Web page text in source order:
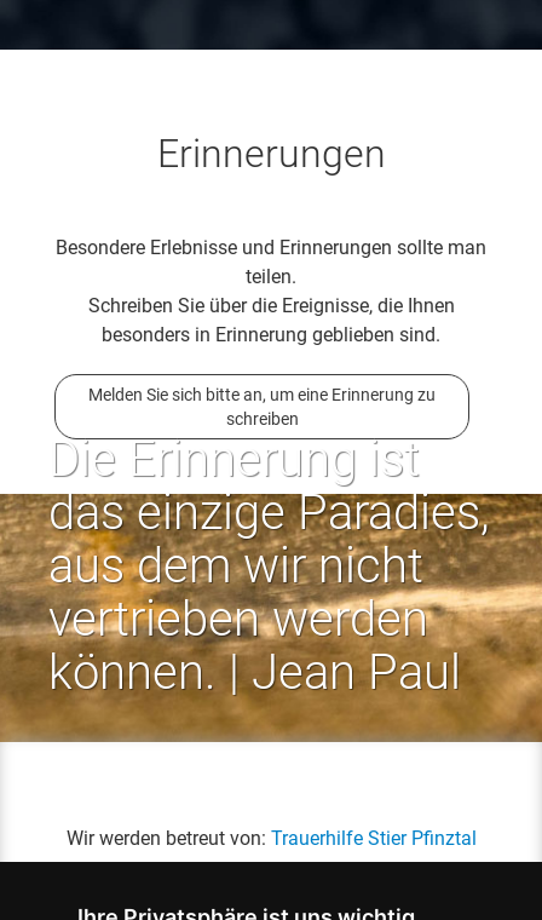
Erinnerungen
Besondere Erlebnisse und Erinnerungen sollte man
teilen.
Schreiben Sie über die Ereignisse, die Ihnen
besonders in Erinnerung geblieben sind.
Melden Sie sich bitte an, um eine Erinnerung zu
schreiben
Die Erinnerung ist
das einzige Paradies,
aus dem wir nicht
vertrieben werden
können. | Jean Paul
Wir werden betreut von: Trauerhilfe Stier Pfinztal